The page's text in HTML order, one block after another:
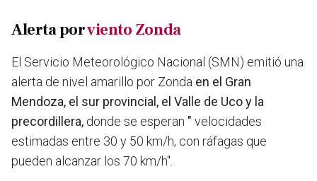
Alerta porviento Zonda
El Servicio Meteorológico Nacional (SMN) emitió una
alerta de nivel amarillo por Zonda en el Gran
Mendoza, el sur provincial, el Valle de Uco y la
precordillera, donde se esperan " velocidades
estimadas entre 30 y 50 km/h, con ráfagas que
pueden alcanzar los 70 km/h".